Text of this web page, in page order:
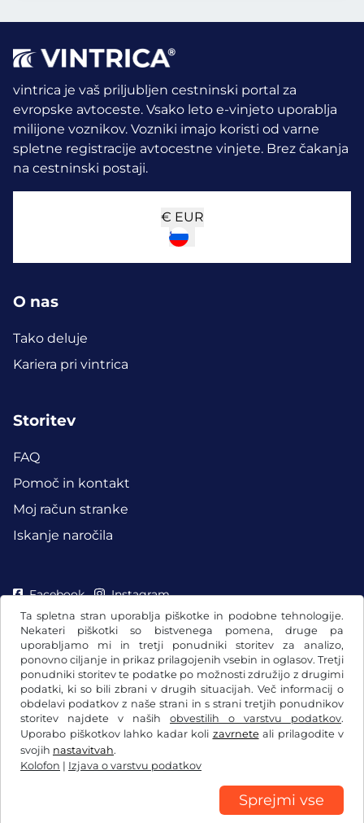
Ta spletna stran uporablja piškotke in podobne tehnologije.
Nekateri piškotki so bistvenega pomena, druge pa
uporabljamo mi in tretji ponudniki storitev za analizo,
ponovno ciljanje in prikaz prilagojenih vsebin in oglasov. Tretji
ponudniki storitev te podatke po možnosti združijo z drugimi
podatki, ki so bili zbrani v drugih situacijah. Več informacij o
obdelavi podatkov z naše strani in s strani tretjih ponudnikov
storitev najdete v naših obvestilih o varstvu podatkov.
Uporabo piškotkov lahko kadar koli zavrneteali prilagodite v
svojih nastavitvah.
Kolofon | Izjava o varstvu podatkov
Sprejmi vse
vintrica je vaš priljubljen cestninski portal za
evropske avtoceste. Vsako leto e-vinjeto uporablja
milijone voznikov. Vozniki imajo koristi od varne
spletne registracije avtocestne vinjete. Brez čakanja
na cestninski postaji.
€ EUR
O nas
Tako deluje
Kariera pri vintrica
Storitev
FAQ
Pomoč in kontakt
Moj račun stranke
Iskanje naročila
Facebook Instagram
Splošni pogoji poslovanja/preklicna pravica
Nastavitve piškotkov Kolofon